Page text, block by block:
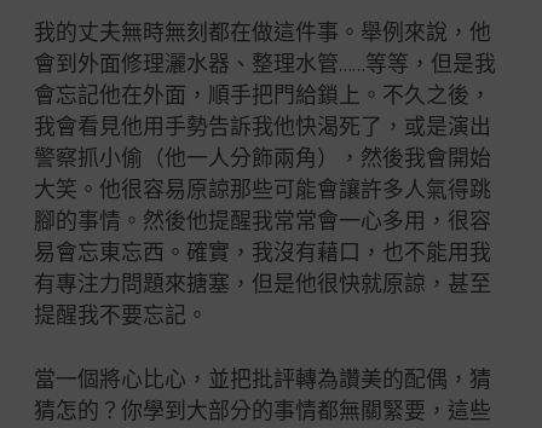
我的丈夫無時無刻都在做這件事。舉例來說，他
會到外面修理灑水器、整理水管……等等，但是我
會忘記他在外面，順手把門給鎖上。不久之後，
我會看見他用手勢告訴我他快渴死了，或是演出
警察抓小偷（他一人分飾兩角），然後我會開始
大笑。他很容易原諒那些可能會讓許多人氣得跳
腳的事情。然後他提醒我常常會一心多用，很容
易會忘東忘西。確實，我沒有藉口，也不能用我
有專注力問題來搪塞，但是他很快就原諒，甚至
提醒我不要忘記。
當一個將心比心，並把批評轉為讚美的配偶，猜
猜怎的？你學到大部分的事情都無關緊要，這些